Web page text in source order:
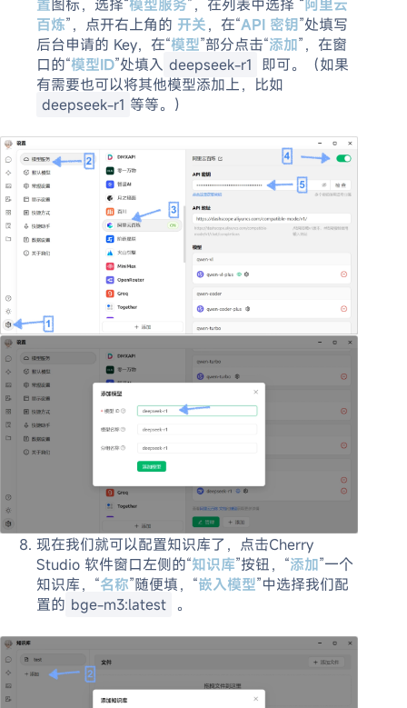
置图标，选择“模型服务”，在列表中选择 “阿里云
百炼”，点开右上角的 开关，在“API 密钥”处填写
后台申请的 Key，在“模型”部分点击“添加”，在窗
口的“模型ID”处填入 deepseek-r1 即可。（如果
有需要也可以将其他模型添加上，比如
deepseek-r1 等等。）
现在我们就可以配置知识库了，点击Cherry
Studio 软件窗口左侧的“知识库”按钮，“添加”一个
知识库，“名称”随便填，“嵌入模型”中选择我们配
置的 bge-m3:latest 。